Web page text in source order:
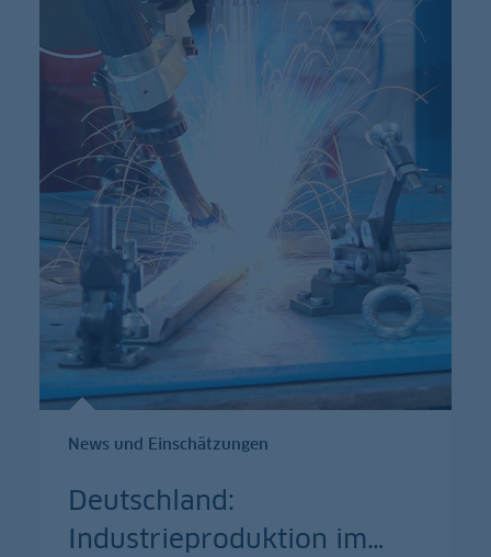
News und Einschätzungen
Deutschland:
Industrieproduktion im…